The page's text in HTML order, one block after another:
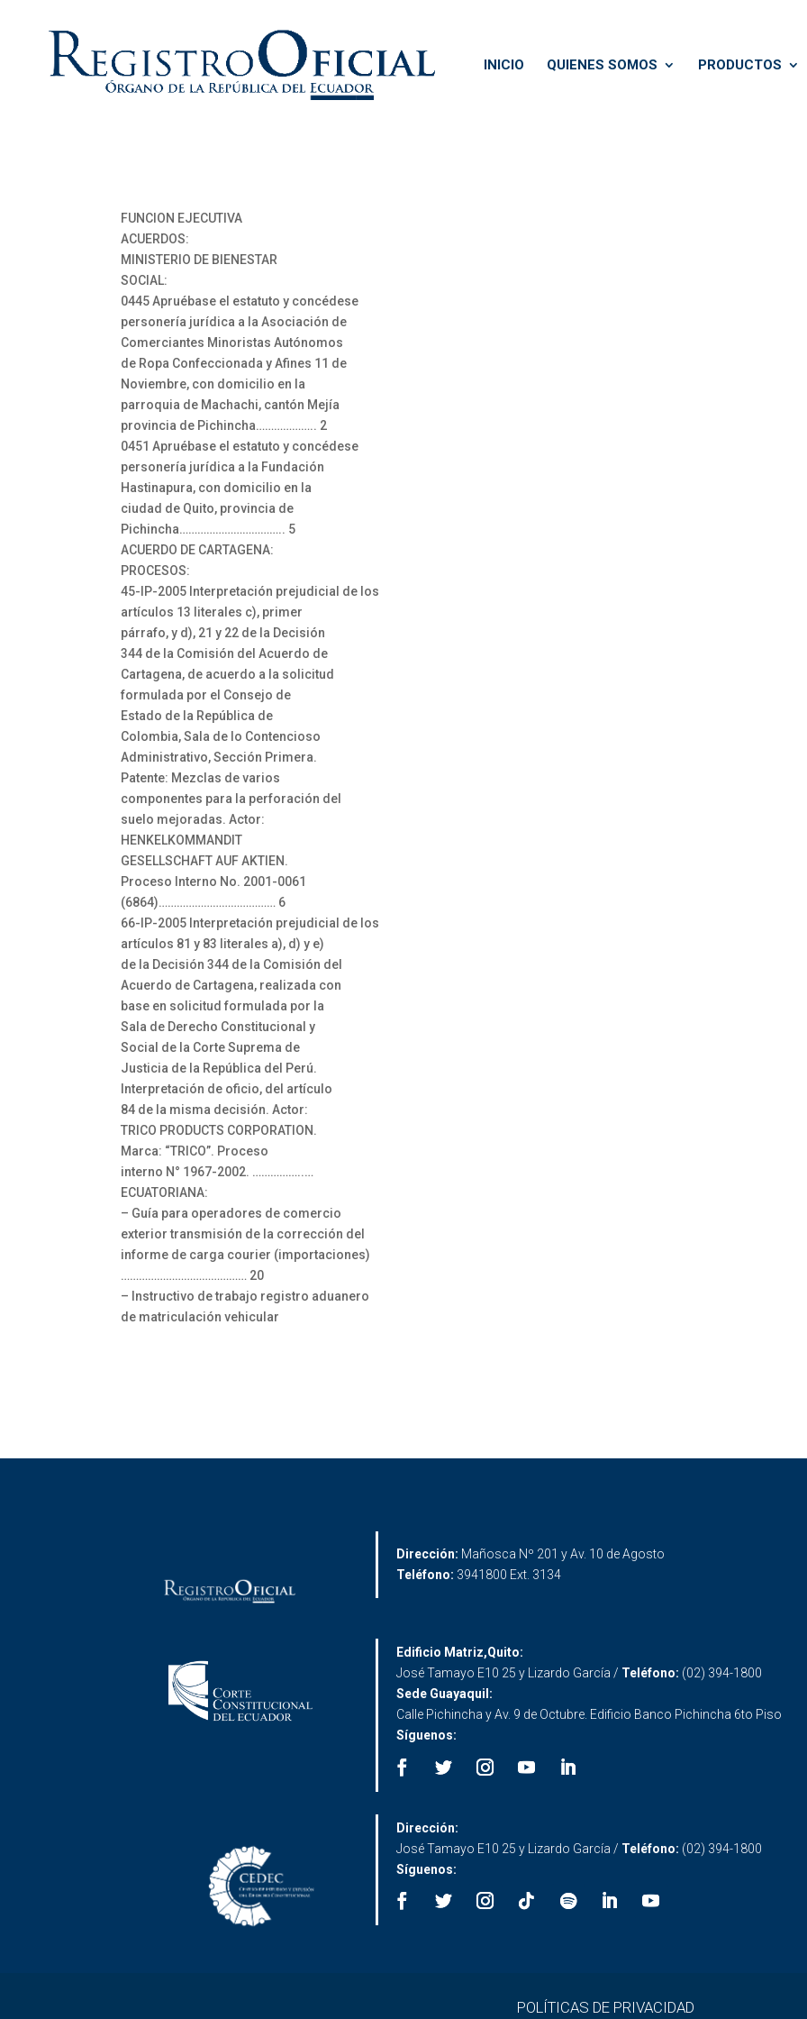
INICIO QUIENES SOMOS PRODUCTOS
FUNCION EJECUTIVA
ACUERDOS:
MINISTERIO DE BIENESTAR
SOCIAL:
0445 Apruébase el estatuto y concédese
personería jurídica a la Asociación de
Comerciantes Minoristas Autónomos
de Ropa Confeccionada y Afines 11 de
Noviembre, con domicilio en la
parroquia de Machachi, cantón Mejía
provincia de Pichincha……………….. 2
0451 Apruébase el estatuto y concédese
personería jurídica a la Fundación
Hastinapura, con domicilio en la
ciudad de Quito, provincia de
Pichincha…………………………….. 5
ACUERDO DE CARTAGENA:
PROCESOS:
45-IP-2005 Interpretación prejudicial de los
artículos 13 literales c), primer
párrafo, y d), 21 y 22 de la Decisión
344 de la Comisión del Acuerdo de
Cartagena, de acuerdo a la solicitud
formulada por el Consejo de
Estado de la República de
Colombia, Sala de lo Contencioso
Administrativo, Sección Primera.
Patente: Mezclas de varios
componentes para la perforación del
suelo mejoradas. Actor:
HENKELKOMMANDIT
GESELLSCHAFT AUF AKTIEN.
Proceso Interno No. 2001-0061
(6864)………………………………… 6
66-IP-2005 Interpretación prejudicial de los
artículos 81 y 83 literales a), d) y e)
de la Decisión 344 de la Comisión del
Acuerdo de Cartagena, realizada con
base en solicitud formulada por la
Sala de Derecho Constitucional y
Social de la Corte Suprema de
Justicia de la República del Perú.
Interpretación de oficio, del artículo
84 de la misma decisión. Actor:
TRICO PRODUCTS CORPORATION.
Marca: “TRICO”. Proceso
interno N° 1967-2002. ……………..…
ECUATORIANA:
– Guía para operadores de comercio
exterior transmisión de la corrección del
informe de carga courier (importaciones)
…………………………………… 20
– Instructivo de trabajo registro aduanero
de matriculación vehicular
Dirección: Mañosca Nº 201 y Av. 10 de Agosto
Teléfono: 3941800 Ext. 3134
Edificio Matriz,Quito:
José Tamayo E10 25 y Lizardo García / Teléfono: (02) 394-1800
Sede Guayaquil:
Calle Pichincha y Av. 9 de Octubre. Edificio Banco Pichincha 6to Piso
Síguenos:
Dirección:
José Tamayo E10 25 y Lizardo García / Teléfono: (02) 394-1800
Síguenos:
POLÍTICAS DE PRIVACIDAD